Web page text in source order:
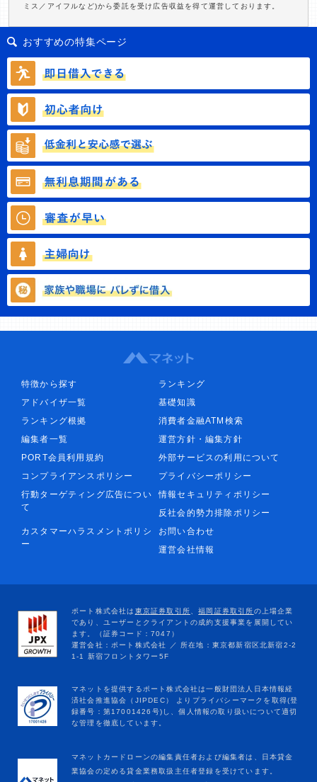
ミス／アイフルなど)から委託を受け広告収益を得て運営しております。
おすすめの特集ページ
特徴から探す
ランキング
アドバイザ一覧
基礎知識
ランキング根拠
消費者金融ATM検索
編集者一覧
運営方針・編集方針
PORT会員利用規約
外部サービスの利用について
コンプライアンスポリシー
プライバシーポリシー
行動ターゲティング広告につい
て
情報セキュリティポリシー
反社会的勢力排除ポリシー
カスタマーハラスメントポリシ
ー
お問い合わせ
運営会社情報
マネットカードローンの編集責任者および編集者は、日本貸金
業協会の定める貸金業務取扱主任者登録を受けています。